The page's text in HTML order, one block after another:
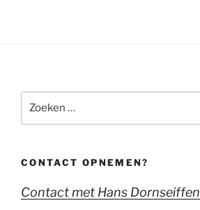
naar:
CONTACT OPNEMEN?
Contact met Hans Dornseiffen